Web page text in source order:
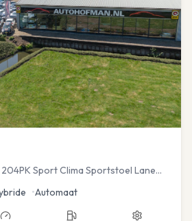
Sport Clima Sportstoel Lane
•Automaat